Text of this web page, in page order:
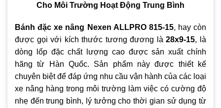
Cho Môi Trường Hoạt Động Trung Bình
Bánh đặc xe nâng Nexen ALLPRO 815-15, hay còn
được gọi với kích thước tương đương là28x9-15, là
dòng lốp đặc chất lượng cao được sản xuất chính
hãng từ Hàn Quốc. Sản phẩm này được thiết kế
chuyên biệt để đáp ứng nhu cầu vận hành của các loại
xe nâng hàng trong môi trường làm việc có cường độ
nhẹ đến trung bình, lý tưởng cho thời gian sử dụng từ